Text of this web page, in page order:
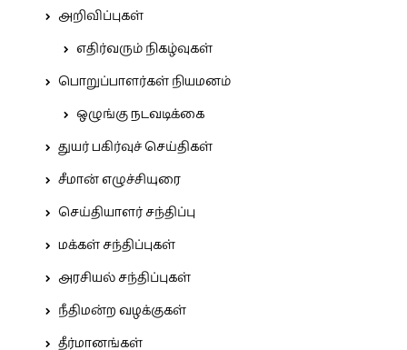
அறிவிப்புகள்
எதிர்வரும் நிகழ்வுகள்
பொறுப்பாளர்கள் நியமனம்
ஒழுங்கு நடவடிக்கை
துயர் பகிர்வுச் செய்திகள்
சீமான் எழுச்சியுரை
செய்தியாளர் சந்திப்பு
மக்கள் சந்திப்புகள்
அரசியல் சந்திப்புகள்
நீதிமன்ற வழக்குகள்
தீர்மானங்கள்